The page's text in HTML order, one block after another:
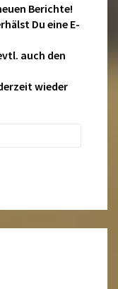
Berichte!
Du eine E-
auch den
wieder